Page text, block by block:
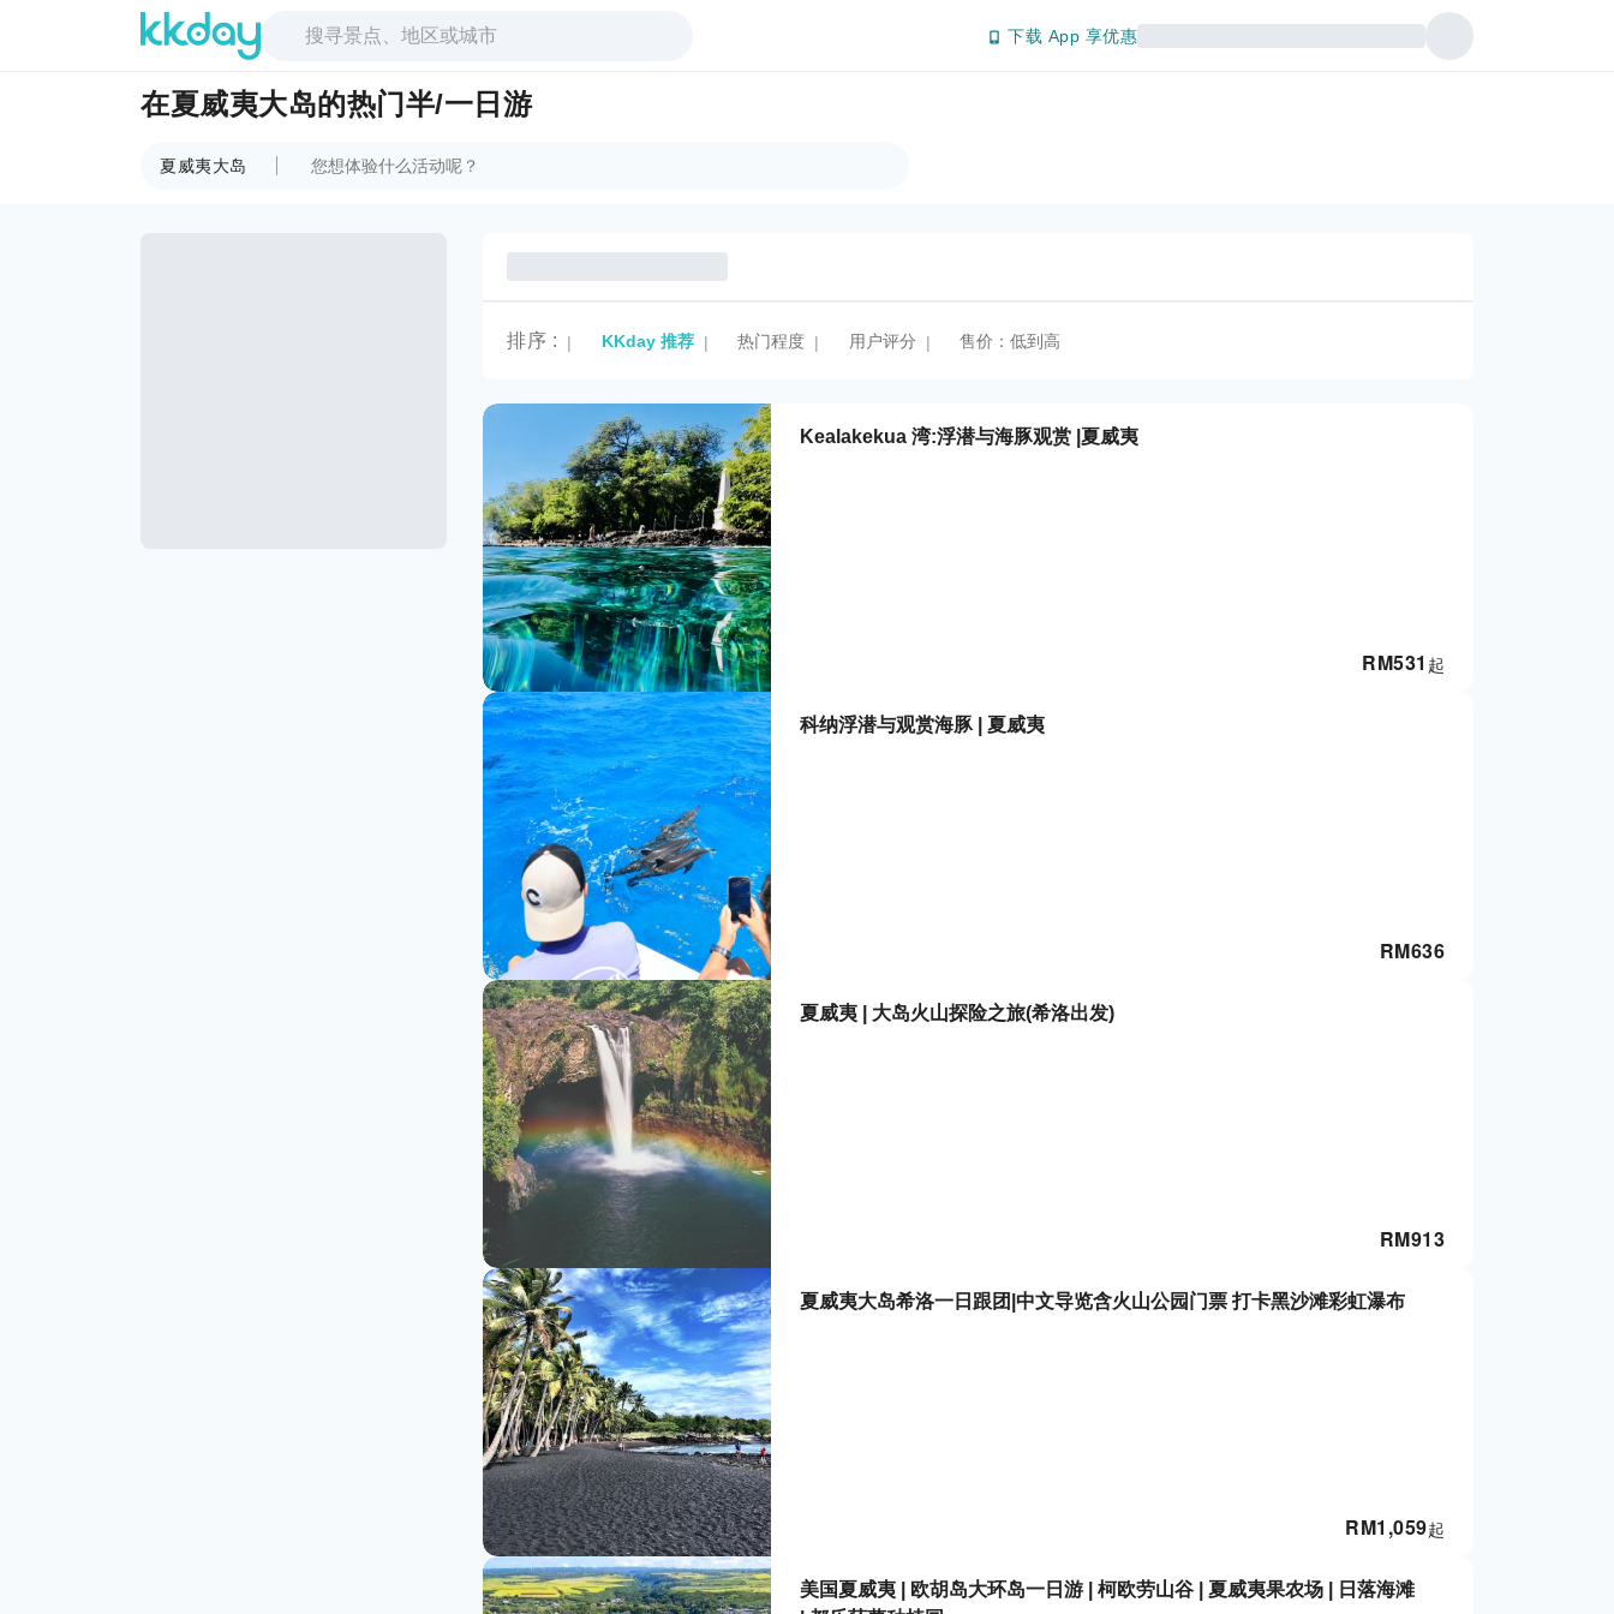
下载 App 享优惠
在夏威夷大岛的热门半/一日游
夏威夷大岛
排序 : | KKday 推荐 | 热门程度 | 用户评分 | 售价：低到高
Kealakekua 湾:浮潜与海豚观赏 |夏威夷
RM531 起
科纳浮潜与观赏海豚 | 夏威夷
RM636
夏威夷 | 大岛火山探险之旅(希洛出发)
RM913
夏威夷大岛希洛一日跟团|中文导览含火山公园门票 打卡黑沙滩彩虹瀑布
RM1,059起
美国夏威夷 | 欧胡岛大环岛一日游 | 柯欧劳山谷 | 夏威夷果农场 | 日落海滩